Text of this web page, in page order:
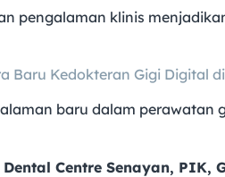
pengalaman klinis
Baru Kedokteran Gigi Digital
baru dalam perawatan
Centre Senayan, PIK,